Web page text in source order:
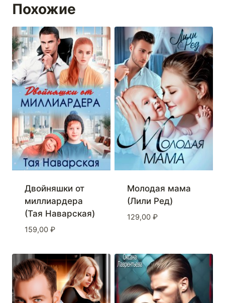
Похожие
Двойняшки от
миллиардера
(Тая Наварская)
159,00 ₽
Молодая мама
(Лили Ред)
129,00 ₽